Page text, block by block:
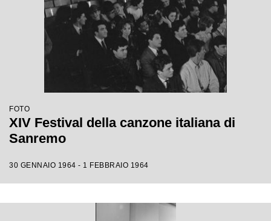
FOTO
XIV Festival della canzone italiana di
Sanremo
30 GENNAIO 1964 - 1 FEBBRAIO 1964